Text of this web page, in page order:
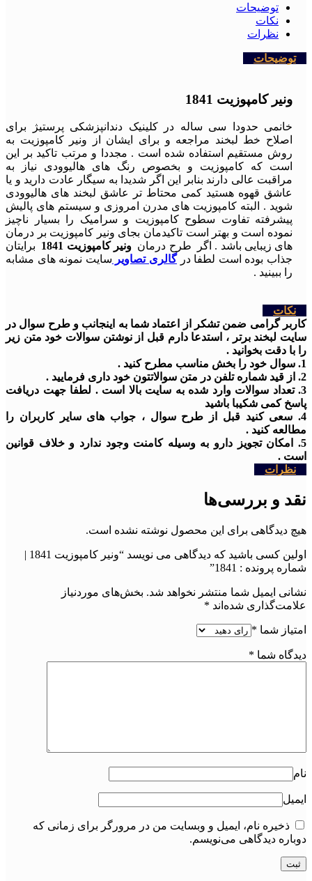
توضیحات
نکات
نظرات
توضیحات
ونیر کامپوزیت 1841
خانمی حدودا سی ساله در کلینیک دندانپزشکی پرستیژ برای
اصلاح خط لبخند مراجعه و برای ایشان از ونیر کامپوزیت به
روش مستقیم استفاده شده است . مجددا و مرتب تاکید بر این
است که کامپوزیت و بخصوص رنگ های هالیوودی نیاز به
مراقبت عالی دارند بنابر این اگر شدیدا به سیگار عادت دارید و یا
عاشق قهوه هستید کمی محتاط تر عاشق لبخند های هالیوودی
شوید . البته کامپوزیت های مدرن امروزی و سیستم های پالیش
پیشرفته تفاوت سطوح کامپوزیت و سرامیک را بسیار ناچیز
نموده است و بهتر است تاکیدمان بجای ونیر کامپوزیت بر درمان
های زیبایی باشد . اگر طرح درمانونیر کامپوزیت 1841
برایتان
جذاب بوده است لطفا درگالری تصاویر سایت نمونه های مشابه
را ببینید .
نکات
کاربر گرامی ضمن تشکر از اعتماد شما به اینجانب و طرح سوال در
سایت لبخند برتر ، استدعا دارم قبل از نوشتن سوالات خود متن زیر
را با دقت بخوانید .
1. سوال خود را بخش مناسب مطرح کنید .
2. از قید شماره تلفن در متن سوالاتتون خود داری فرمایید .
3. تعداد سوالات وارد شده به سایت بالا است . لطفا جهت دریافت
پاسخ کمی شکیبا باشید
4. سعی کنید قبل از طرح سوال ، جواب های سایر کاربران را
مطالعه کنید .
5. امکان تجویز دارو به وسیله کامنت وجود ندارد و خلاف قوانین
است .
نظرات
نقد و بررسی‌ها
هیچ دیدگاهی برای این محصول نوشته نشده است.
اولین کسی باشید که دیدگاهی می نویسد “ونیر کامپوزیت 1841 |
شماره پرونده : 1841”
نشانی ایمیل شما منتشر نخواهد شد. بخش‌های موردنیاز
علامت‌گذاری شده‌اند *
امتیاز شما *
دیدگاه شما *
نام
ایمیل
ذخیره نام، ایمیل و وبسایت من در مرورگر برای زمانی که
دوباره دیدگاهی می‌نویسم.